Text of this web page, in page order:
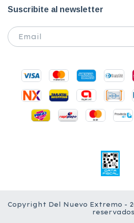
Suscribite al newsletter
Copyright Del Nuevo Extremo -